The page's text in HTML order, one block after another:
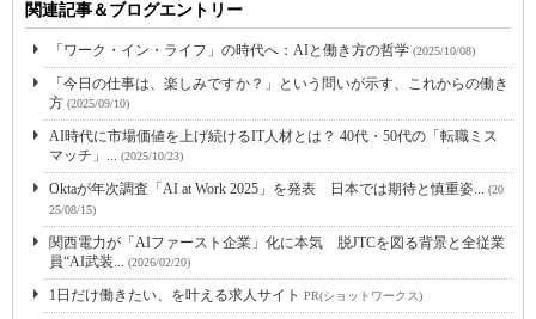
関連記事＆ブログエントリー
「ワーク・イン・ライフ」の時代へ：AIと働き方の哲学 (2025/10/08)
「今日の仕事は、楽しみですか？」という問いが示す、これからの働き
方 (2025/09/10)
AI時代に市場価値を上げ続けるIT人材とは？ 40代・50代の「転職ミス
マッチ」... (2025/10/23)
Oktaが年次調査「AI at Work 2025」を発表 日本では期待と慎重姿... (20
25/08/15)
関西電力が「AIファースト企業」化に本気 脱JTCを図る背景と全従業
員“AI武装... (2026/02/20)
1日だけ働きたい、を叶える求人サイト PR(ショットワークス)